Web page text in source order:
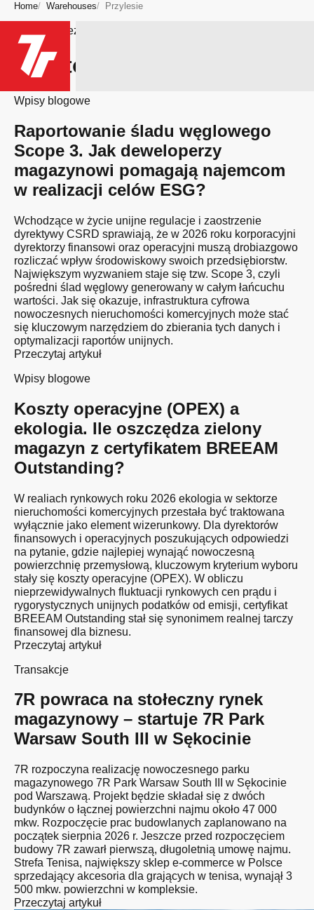
Home Warehouses Przylesie
Bądź na bieżąco
Miasto: Przylesie
Wpisy blogowe
Raportowanie śladu węglowego
Scope 3. Jak deweloperzy
magazynowi pomagają najemcom
w realizacji celów ESG?
Wchodzące w życie unijne regulacje i zaostrzenie
dyrektywy CSRD sprawiają, że w 2026 roku korporacyjni
dyrektorzy finansowi oraz operacyjni muszą drobiazgowo
rozliczać wpływ środowiskowy swoich przedsiębiorstw.
Największym wyzwaniem staje się tzw. Scope 3, czyli
pośredni ślad węglowy generowany w całym łańcuchu
wartości. Jak się okazuje, infrastruktura cyfrowa
nowoczesnych nieruchomości komercyjnych może stać
się kluczowym narzędziem do zbierania tych danych i
optymalizacji raportów unijnych.
Przeczytaj artykuł
Wpisy blogowe
Koszty operacyjne (OPEX) a
ekologia. Ile oszczędza zielony
magazyn z certyfikatem BREEAM
Outstanding?
W realiach rynkowych roku 2026 ekologia w sektorze
nieruchomości komercyjnych przestała być traktowana
wyłącznie jako element wizerunkowy. Dla dyrektorów
finansowych i operacyjnych poszukujących odpowiedzi
na pytanie, gdzie najlepiej wynająć nowoczesną
powierzchnię przemysłową, kluczowym kryterium wyboru
stały się koszty operacyjne (OPEX). W obliczu
nieprzewidywalnych fluktuacji rynkowych cen prądu i
rygorystycznych unijnych podatków od emisji, certyfikat
BREEAM Outstanding stał się synonimem realnej tarczy
finansowej dla biznesu.
Przeczytaj artykuł
Transakcje
7R powraca na stołeczny rynek
magazynowy – startuje 7R Park
Warsaw South III w Sękocinie
7R rozpoczyna realizację nowoczesnego parku
magazynowego 7R Park Warsaw South III w Sękocinie
pod Warszawą. Projekt będzie składał się z dwóch
budynków o łącznej powierzchni najmu około 47 000
mkw. Rozpoczęcie prac budowlanych zaplanowano na
początek sierpnia 2026 r. Jeszcze przed rozpoczęciem
budowy 7R zawarł pierwszą, długoletnią umowę najmu.
Strefa Tenisa, największy sklep e-commerce w Polsce
sprzedający akcesoria dla grających w tenisa, wynajął 3
500 mkw. powierzchni w kompleksie.
Przeczytaj artykuł